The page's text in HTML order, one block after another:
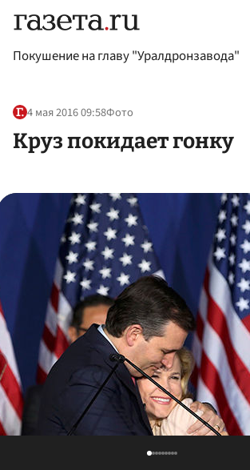
Покушение на главу "Уралдронзавода"
4 мая 2016 09:58Фото
Круз покидает гонку